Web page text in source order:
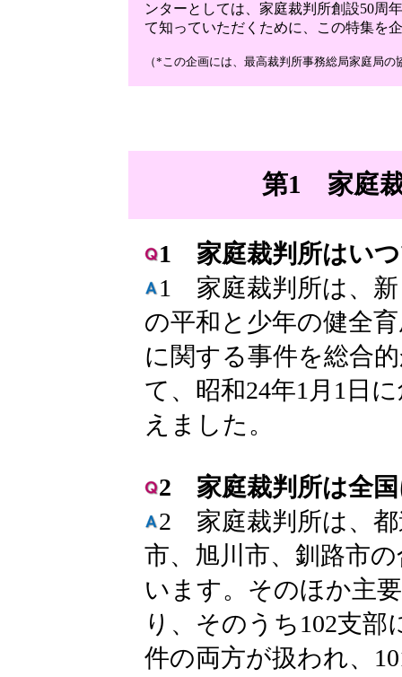
ンターとしては、家庭裁判所創設50周
て知っていただくために、この特集を
（*この企画には、最高裁判所事務総局家庭局の
第1 家庭
1 家庭裁判所はい
1 家庭裁判所は、新
の平和と少年の健全
に関する事件を総合
て、昭和24年1月1日
えました。
2 家庭裁判所は全
2 家庭裁判所は、都
市、旭川市、釧路市
います。そのほか主
り、そのうち102支
件の両方が扱われ、